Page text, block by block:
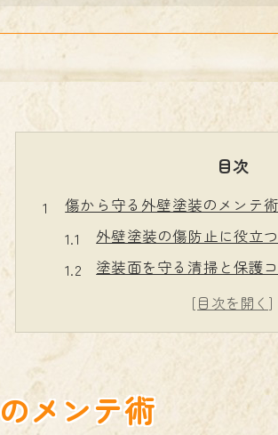
目次
傷から守る外壁塗装のメンテ術
外壁塗装の傷防止に役立
塗装面を守る清掃と保護
外壁塗装後の補修で傷を
保護テープやカバーで外
塗装面の傷を防ぐ外壁塗
外壁塗装で叶える長持ちの秘訣
外壁塗装の耐久性を高め
メンテ術